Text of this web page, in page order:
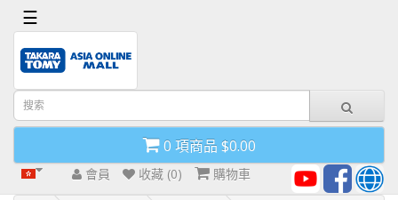
首
頁
導
欄
☰
0 項商品 $0.00
會員 收藏 (0) 購物車